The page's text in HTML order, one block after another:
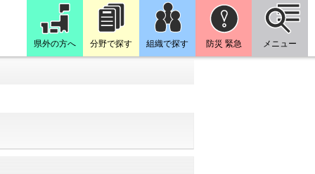
県外の方へ 分野で探す 組織で探す 防災 緊急 メニュー